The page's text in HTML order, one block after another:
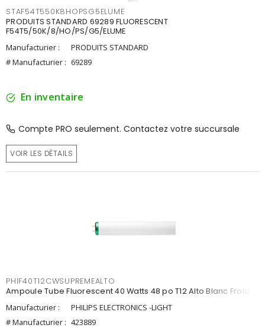
STAF54T550K8HOPSG5ELUME
PRODUITS STANDARD 69289 FLUORESCENT
F54T5/50K/8/HO/PS/G5/ELUME
Manufacturier :
PRODUITS STANDARD
# Manufacturier : 69289
En inventaire
Compte PRO seulement. Contactez votre succursale
VOIR LES DÉTAILS
PHIF40T12CWSUPREMEALTO
Ampoule Tube Fluorescent 40 Watts 48 po T12 Alto Blanc Froid
Manufacturier :
PHILIPS ELECTRONICS -LIGHT
# Manufacturier : 423889